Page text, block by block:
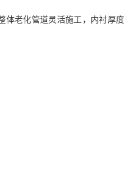
体老化管道灵活施工，内衬厚度